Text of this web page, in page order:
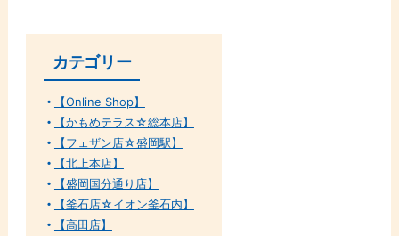
カテゴリー
【Online Shop】
【かもめテラス☆総本店】
【フェザン店☆盛岡駅】
【北上本店】
【盛岡国分通り店】
【釜石店☆イオン釜石内】
【高田店】